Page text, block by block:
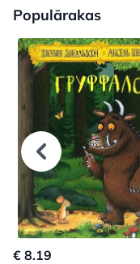
Populārakas
€ 8.19